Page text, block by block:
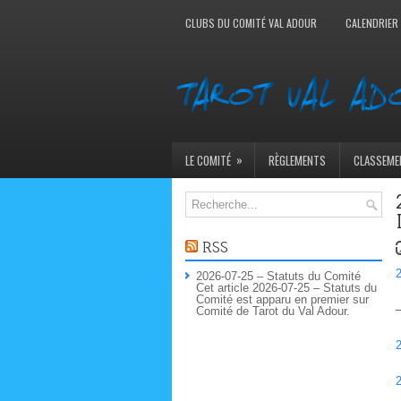
CLUBS DU COMITÉ VAL ADOUR
LE COMITÉ » RÈGLEMENTS
RSS
2026-07-25 – Statuts du Comité
Cet article 2026-07-25 – Statuts du
Comité est apparu en premier sur
Comité de Tarot du Val Adour.